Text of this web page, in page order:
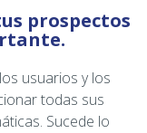
prospectos
usuarios y los
todas sus
Sucede lo